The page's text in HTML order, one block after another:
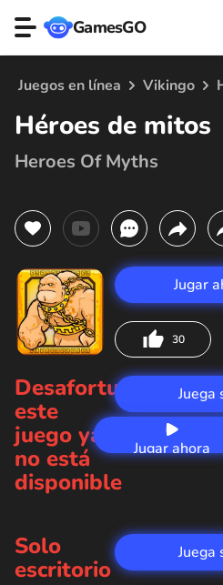
GamesGO
Juegos en línea Vikingo
Héroes de mitos
Heroes Of Myths
Jugar ahora
Jugar
30
este
juego ya
no está
disponible
Juega
Solo
escritorio
Juega